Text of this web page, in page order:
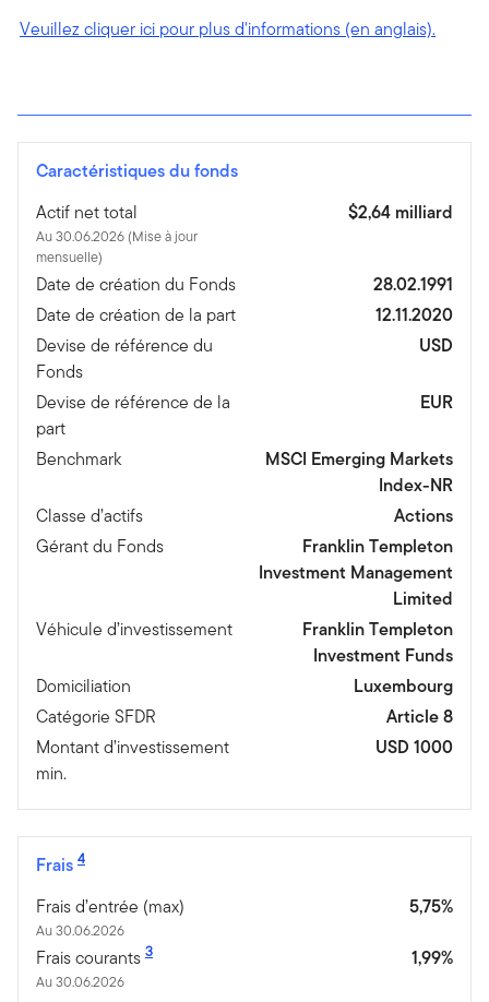
Veuillez cliquer ici pour plus d'informations (en anglais).
Caractéristiques du fonds
Actif net total
Au 30.06.2026 (Mise à jour
mensuelle)
$2,64 milliard
Date de création du Fonds
28.02.1991
Date de création de la part
12.11.2020
Devise de référence du
Fonds
USD
Devise de référence de la
part
EUR
Benchmark
MSCI Emerging Markets
Index-NR
Classe d’actifs
Actions
Gérant du Fonds
Franklin Templeton
Investment Management
Limited
Véhicule d’investissement
Franklin Templeton
Investment Funds
Domiciliation
Luxembourg
Catégorie SFDR
Article 8
Montant d’investissement
min.
USD 1000
Frais 4
Frais d’entrée (max)
Au 30.06.2026
5,75%
Frais courants 3
Au 30.06.2026
1,99%